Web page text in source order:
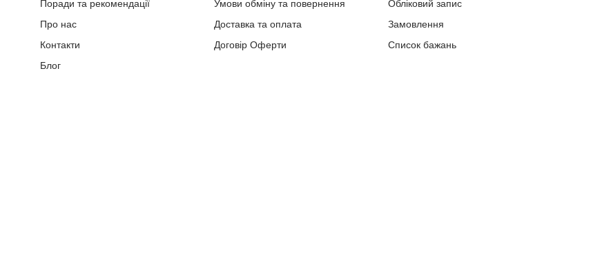
Поради та рекомендації
Про нас
Контакти
Блог
Умови обміну та повернення
Доставка та оплата
Договір Оферти
Обліковий запис
Замовлення
Список бажань